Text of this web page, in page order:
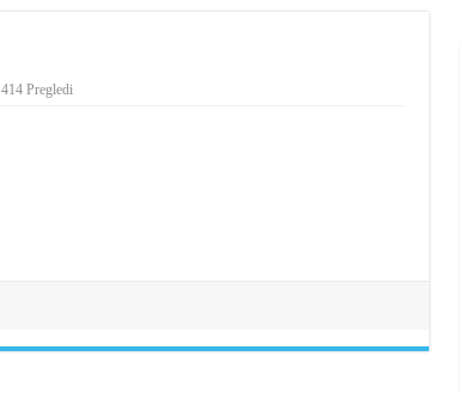
414 Pregledi